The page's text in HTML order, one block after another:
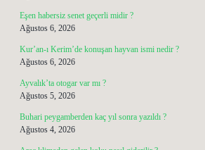
Eşen habersiz senet geçerli midir ?
Ağustos 6, 2026
Kur’an-ı Kerim’de konuşan hayvan ismi nedir ?
Ağustos 6, 2026
Ayvalık’ta otogar var mı ?
Ağustos 5, 2026
Buhari peygamberden kaç yıl sonra yazıldı ?
Ağustos 4, 2026